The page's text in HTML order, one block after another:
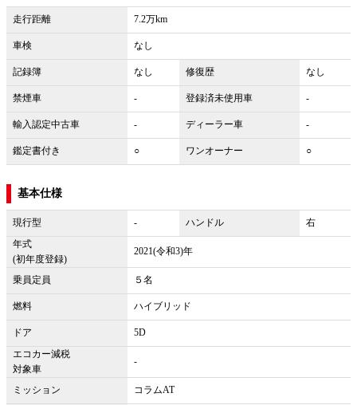
走行距離 7.2万km
車検 なし
記録簿 なし 修復歴 なし
禁煙車 - 登録済未使用車 -
輸入認定中古車 - ディーラー車 -
鑑定書付き ○ ワンオーナー ○
基本仕様
現行型 - ハンドル
右
年式
(初年度登録)
2021(令和3)年
乗員定員 ５名
燃料 ハイブリッド
ドア
5D
エコカー減税
対象車
-
ミッション コラムAT